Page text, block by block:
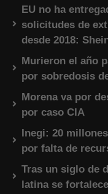
EU no ha
solicitudes de
desde 2018:
Murieron el año
por sobredosis
Morena va por
por caso CIA
Inegi: 20
por falta de
Tras un siglo de
latina se